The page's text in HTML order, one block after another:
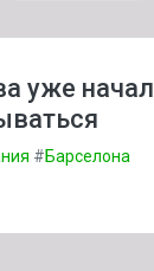
уже начал
#Барселона